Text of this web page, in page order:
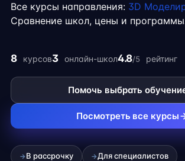
консультации экспертов. Гибкий
фрилансе.
Все курсы направления: 3D
Сравнение школ, цены и
8 курсов3 онлайн-школ4.8/5 рейтинг
Помочь выбрать
Посмотреть все курсы
→В рассрочку →Для специалистов